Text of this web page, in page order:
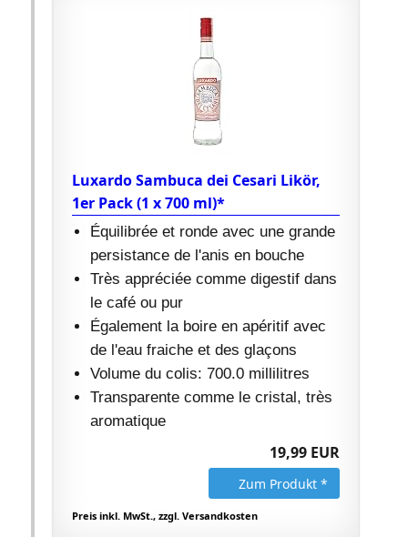
Luxardo Sambuca dei Cesari Likör,
1er Pack (1 x 700 ml)*
Équilibrée et ronde avec une grande
persistance de l'anis en bouche
Très appréciée comme digestif dans
le café ou pur
Également la boire en apéritif avec
de l'eau fraiche et des glaçons
Volume du colis: 700.0 millilitres
Transparente comme le cristal, très
aromatique
19,99 EUR
Zum Produkt *
Preis inkl. MwSt., zzgl. Versandkosten